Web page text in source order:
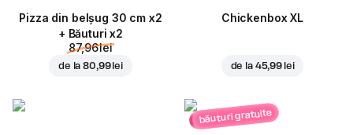
Pizza din belșug 30 cm x2
+ Băuturi x2
87,96 lei
de la80,99 lei
Chickenbox XL
de la 45,99 lei
băuturi gratuite